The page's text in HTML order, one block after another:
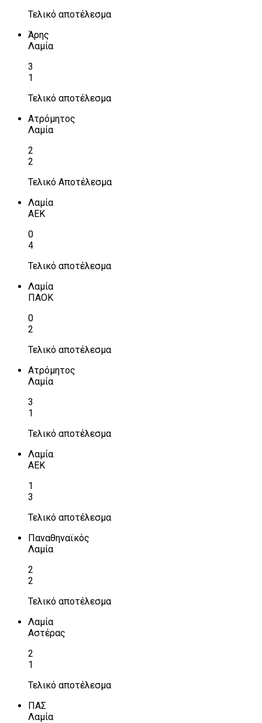
Τελικό αποτέλεσμα
Άρης
Λαμία
3
1
Τελικό αποτέλεσμα
Ατρόμητος
Λαμία
2
2
Τελικό Αποτέλεσμα
Λαμία
ΑΕΚ
0
4
Τελικό αποτέλεσμα
Λαμία
ΠΑΟΚ
0
2
Τελικό αποτέλεσμα
Ατρόμητος
Λαμία
3
1
Τελικό αποτέλεσμα
Λαμία
ΑΕΚ
1
3
Τελικό αποτέλεσμα
Παναθηναϊκός
Λαμία
2
2
Τελικό αποτέλεσμα
Λαμία
Αστέρας
2
1
Τελικό αποτέλεσμα
ΠΑΣ
Λαμία